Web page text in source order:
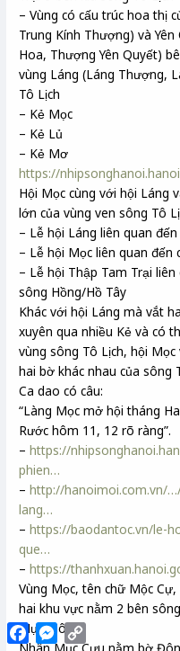
– Vùng có cấu trúc hoa thị
Trung Kính Thượng) và
Hoa, Thượng Yên Quyết)
vùng Láng (Láng Thượng,
Tô Lịch
– Kẻ Mọc
– Kẻ Lủ
– Kẻ Mơ
https://
Hội Mọc cùng với hội Láng
lớn của vùng ven sông Tô
– Lễ hội Láng liên quan
– Lễ hội Mọc liên quan đến
– Lễ hội Thập Tam Trại
sông Hồng/Hồ Tây
Khác với hội Láng mà vắt
xuyên qua nhiều Kẻ và có
vùng sông Tô Lịch, hội
hai bờ khác nhau của sông
Ca dao có câu:
“Làng Mọc mở hội tháng
Rước hôm 11, 12 rõ ràng”.
–https://
phien…
–http://hanoimoi.com.vn/
lang…
–https://baodantoc.vn/le-
que…
–https://
Vùng Mọc, tên chữ Mộc
hai khu vực nằm 2 bên
Mục Môn
Nhân Mục Cựu nằm bờ
FacebookMessenger
Link